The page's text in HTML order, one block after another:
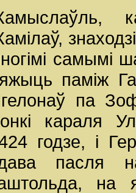
самымі
паміж
па
караля
годзе, і
пасля
на